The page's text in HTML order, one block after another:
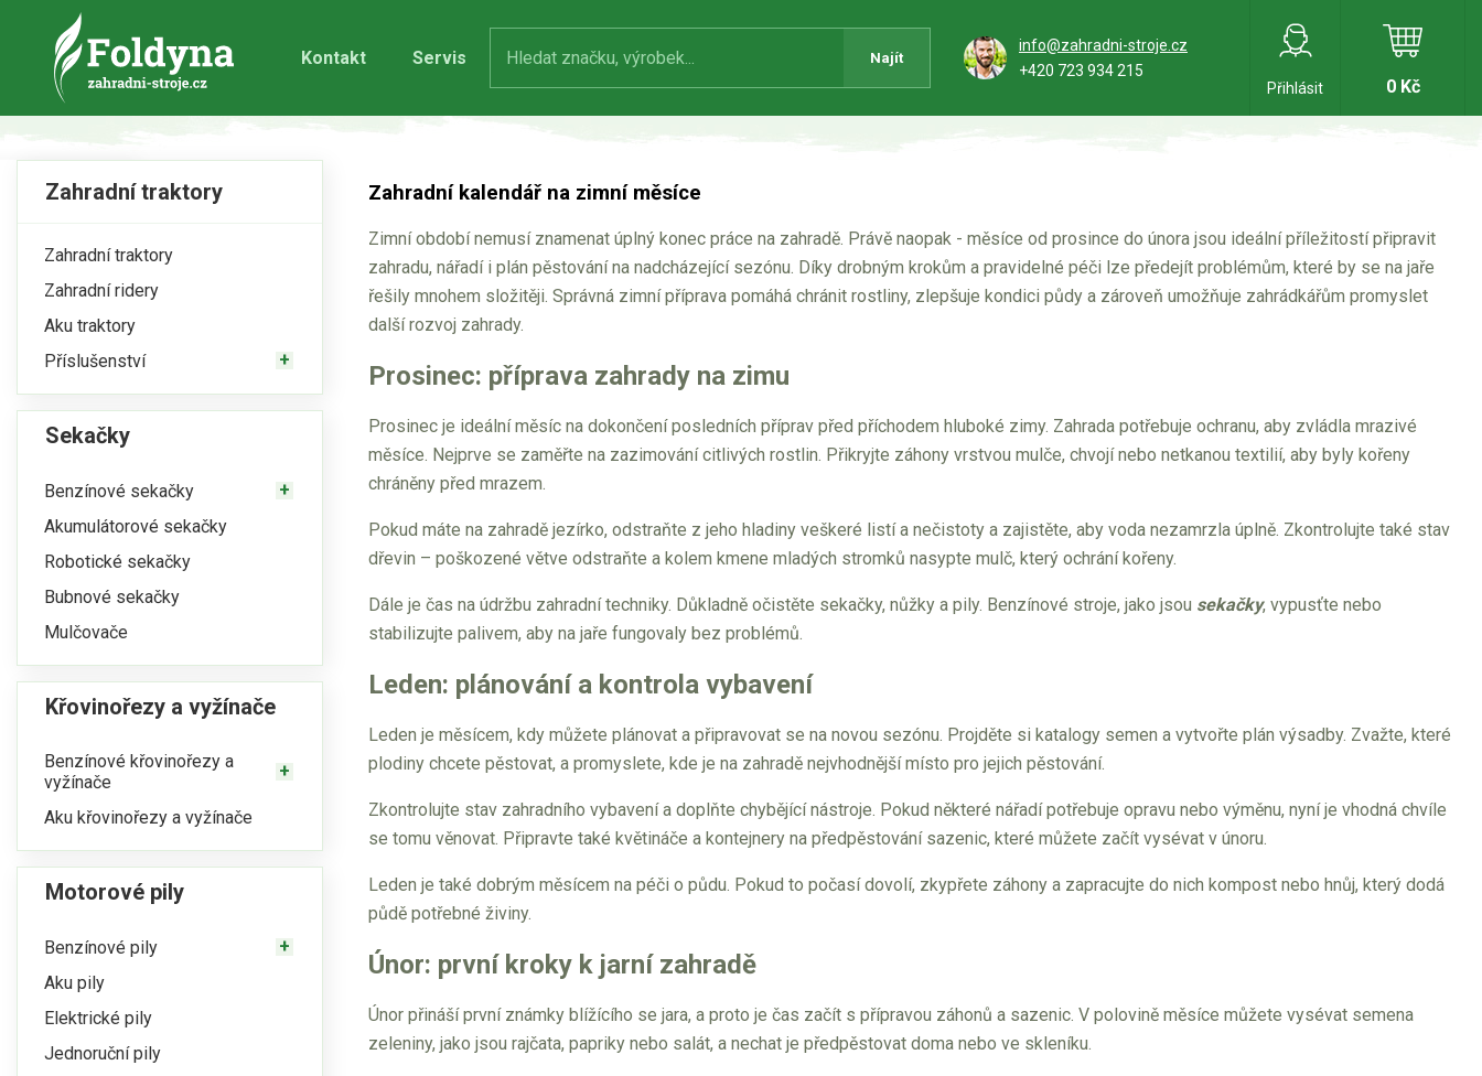
Kontakt Servis Najít
info@zahradni-stroje.cz
+420 723 934 215
Přihlásit
0 Kč
Zahradní traktory
Zahradní traktory
Zahradní ridery
Aku traktory
Příslušenství
Sekačky
Benzínové sekačky
Akumulátorové sekačky
Robotické sekačky
Bubnové sekačky
Mulčovače
Křovinořezy a vyžínače
Benzínové křovinořezy a
vyžínače
Aku křovinořezy a vyžínače
Motorové pily
Benzínové pily
Aku pily
Elektrické pily
Jednoruční pily
Zahradní kalendář na zimní měsíce
Zimní období nemusí znamenat úplný konec práce na zahradě. Právě naopak - měsíce od prosince do února jsou ideální příležitostí připravit
zahradu, nářadí i plán pěstování na nadcházející sezónu. Díky drobným krokům a pravidelné péči lze předejít problémům, které by se na jaře
řešily mnohem složitěji. Správná zimní příprava pomáhá chránit rostliny, zlepšuje kondici půdy a zároveň umožňuje zahrádkářům promyslet
další rozvoj zahrady.
Prosinec: příprava zahrady na zimu
Prosinec je ideální měsíc na dokončení posledních příprav před příchodem hluboké zimy. Zahrada potřebuje ochranu, aby zvládla mrazivé
měsíce. Nejprve se zaměřte na zazimování citlivých rostlin. Přikryjte záhony vrstvou mulče, chvojí nebo netkanou textilií, aby byly kořeny
chráněny před mrazem.
Pokud máte na zahradě jezírko, odstraňte z jeho hladiny veškeré listí a nečistoty a zajistěte, aby voda nezamrzla úplně. Zkontrolujte také stav
dřevin – poškozené větve odstraňte a kolem kmene mladých stromků nasypte mulč, který ochrání kořeny.
Dále je čas na údržbu zahradní techniky. Důkladně očistěte sekačky, nůžky a pily. Benzínové stroje, jako jsou sekačky, vypusťte nebo
stabilizujte palivem, aby na jaře fungovaly bez problémů.
Leden: plánování a kontrola vybavení
Leden je měsícem, kdy můžete plánovat a připravovat se na novou sezónu. Projděte si katalogy semen a vytvořte plán výsadby. Zvažte, které
plodiny chcete pěstovat, a promyslete, kde je na zahradě nejvhodnější místo pro jejich pěstování.
Zkontrolujte stav zahradního vybavení a doplňte chybějící nástroje. Pokud některé nářadí potřebuje opravu nebo výměnu, nyní je vhodná chvíle
se tomu věnovat. Připravte také květináče a kontejnery na předpěstování sazenic, které můžete začít vysévat v únoru.
Leden je také dobrým měsícem na péči o půdu. Pokud to počasí dovolí, zkypřete záhony a zapracujte do nich kompost nebo hnůj, který dodá
půdě potřebné živiny.
Únor: první kroky k jarní zahradě
Únor přináší první známky blížícího se jara, a proto je čas začít s přípravou záhonů a sazenic. V polovině měsíce můžete vysévat semena
zeleniny, jako jsou rajčata, papriky nebo salát, a nechat je předpěstovat doma nebo ve skleníku.